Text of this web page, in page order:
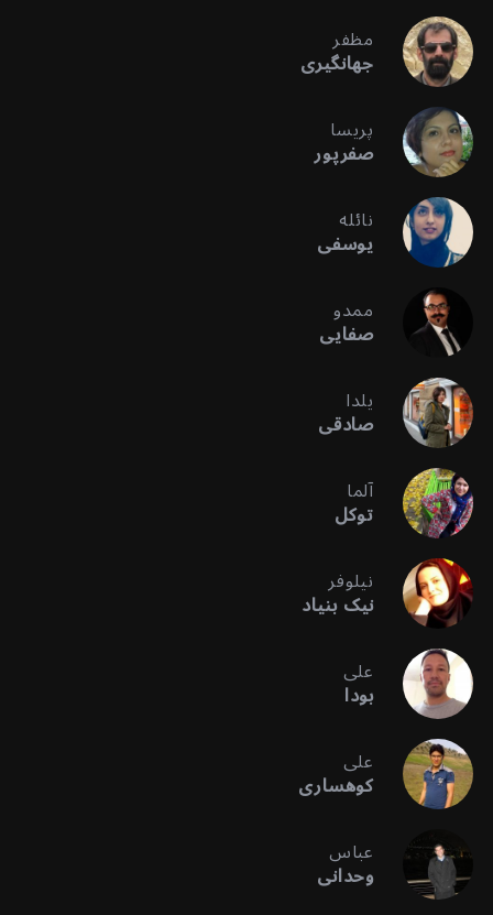
مظفر
جهانگیری
پریسا
صفرپور
نائله
یوسفی
ممدو
صفایی
یلدا
صادقی
آلما
توکل
نیلوفر
نیک بنیاد
علی
بودا
علی
کوهساری
عباس
وحدانی